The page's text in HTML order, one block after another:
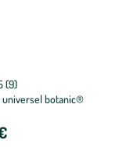
(9)
universel botanic®